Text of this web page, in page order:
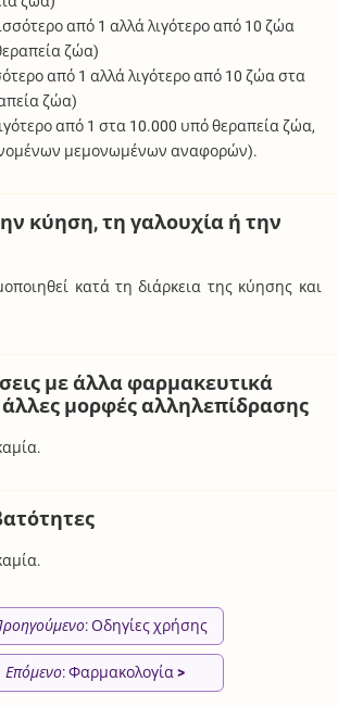
από 1 αλλά λιγότερο από 10 ζώα
ζώα)
από 1 αλλά λιγότερο από 10 ζώα στα
ζώα)
από 1 στα 10.000 υπό θεραπεία ζώα,
μεμονωμένων αναφορών).
κύηση, τη γαλουχία ή την
κατά τη διάρκεια της κύησης και
με άλλα φαρμακευτικά
άλλες μορφές αλληλεπίδρασης
: Οδηγίες χρήσης
Επόμενο: Φαρμακολογία >